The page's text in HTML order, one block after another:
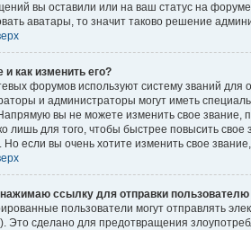
вы оставили или на ваш статус на
аватары, то значит таково решение
и как изменить его?
форумов используют систему званий
и администраторы могут иметь
вы не можете изменить свое звание,
лишь для того, чтобы быстрее повысить
если вы очень хотите изменить свое
ссылку для отправки
пользователи могут отправлять
Это сделано для предотвращения